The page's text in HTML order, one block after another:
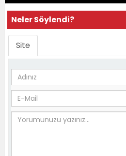
Neler Söylendi?
Site